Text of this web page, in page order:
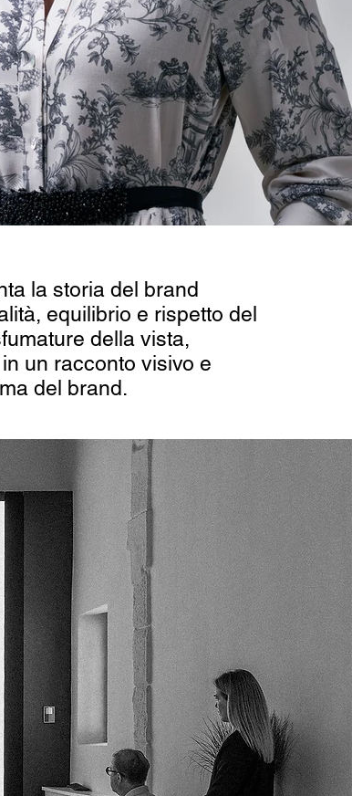
la storia del brand
equilibrio e rispetto del
della vista,
un racconto visivo e
del brand.